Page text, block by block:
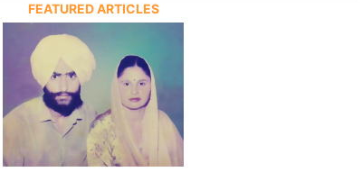
FEATURED ARTICLES